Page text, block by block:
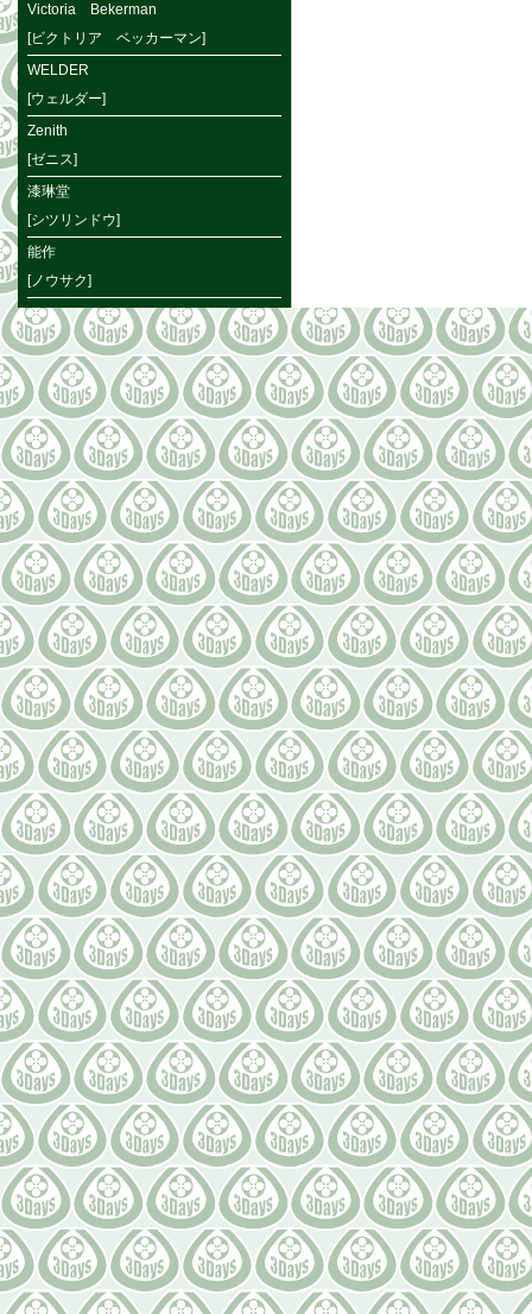
Victoria Bekerman
[ビクトリア ベッカーマン]
WELDER
[ウェルダー]
Zenith
[ゼニス]
漆琳堂
[シツリンドウ]
能作
[ノウサク]